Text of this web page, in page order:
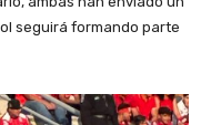
seguirá formando parte